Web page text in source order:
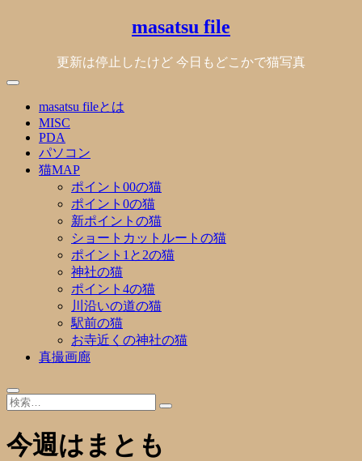
masatsu file
更新は停止したけど 今日もどこかで猫写真
masatsu fileとは
MISC
PDA
パソコン
猫MAP
ポイント00の猫
ポイント0の猫
新ポイントの猫
ショートカットルートの猫
ポイント1と2の猫
神社の猫
ポイント4の猫
川沿いの道の猫
駅前の猫
お寺近くの神社の猫
真撮画廊
今週はまとも